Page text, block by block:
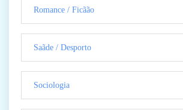
Romance / Ficãão
Saãde / Desporto
Sociologia